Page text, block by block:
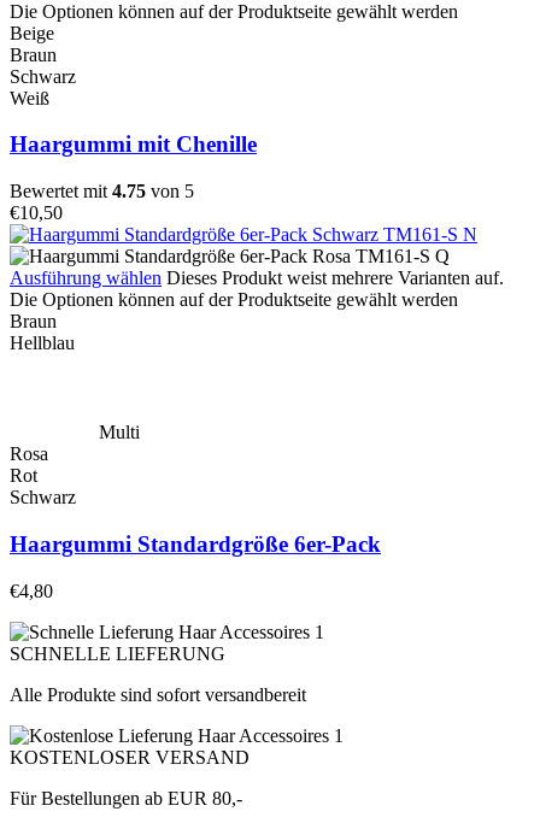
Die Optionen können auf der Produktseite gewählt werden
Beige
Braun
Schwarz
Weiß
Haargummi mit Chenille
Bewertet mit 4.75 von 5
€10,50
Ausführung wählen Dieses Produkt weist mehrere Varianten auf.
Die Optionen können auf der Produktseite gewählt werden
Braun
Hellblau
Multi
Rosa
Rot
Schwarz
Haargummi Standardgröße 6er-Pack
€4,80
SCHNELLE LIEFERUNG
Alle Produkte sind sofort versandbereit
KOSTENLOSER VERSAND
Für Bestellungen ab EUR 80,-